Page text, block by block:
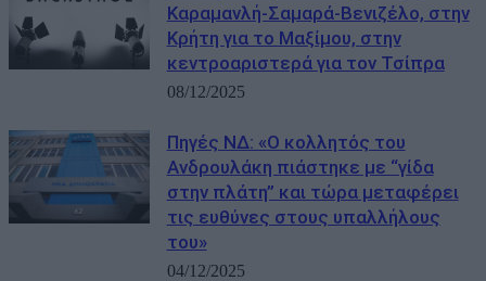
Καραμανλή-Σαμαρά-Βενιζέλο, στην
Κρήτη για το Μαξίμου, στην
κεντροαριστερά για τον Τσίπρα
08/12/2025
Πηγές ΝΔ: «Ο κολλητός του
Ανδρουλάκη πιάστηκε με “γίδα
στην πλάτη” και τώρα μεταφέρει
τις ευθύνες στους υπαλλήλους
του»
04/12/2025